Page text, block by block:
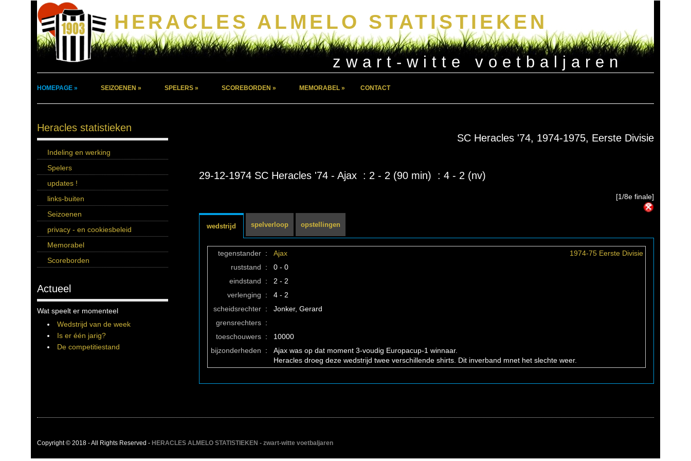
HERACLES ALMELO STATISTIEKEN
zwart-witte voetbaljaren
HOMEPAGE » SEIZOENEN » SPELERS » SCOREBORDEN » MEMORABEL » CONTACT
Heracles statistieken
Indeling en werking
Spelers
updates !
links-buiten
Seizoenen
privacy - en cookiesbeleid
Memorabel
Scoreborden
Actueel
Wat speelt er momenteel
Wedstrijd van de week
Is er één jarig?
De competitiestand
SC Heracles '74, 1974-1975, Eerste Divisie
29-12-1974 SC Heracles '74 - Ajax : 2 - 2 (90 min) : 4 - 2 (nv)
[1/8e finale]
wedstrijd spelverloop opstellingen
tegenstander : Ajax
1974-75 Eerste Divisie
ruststand
:
0 - 0
eindstand
:
2 - 2
verlenging
:
4 - 2
scheidsrechter :
Jonker, Gerard
grensrechters :
toeschouwers :
10000
bijzonderheden
:
Ajax was op dat moment 3-voudig Europacup-1 winnaar.
Heracles droeg deze wedstrijd twee verschillende shirts. Dit inverband mnet het slechte weer.
Copyright © 2018 - All Rights Reserved - HERACLES ALMELO STATISTIEKEN - zwart-witte voetbaljaren